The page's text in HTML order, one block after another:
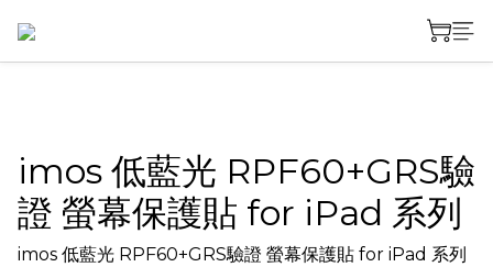
imos 低藍光 RPF60+GRS驗
證 螢幕保護貼 for iPad 系列
imos 低藍光 RPF60+GRS驗證 螢幕保護貼 for iPad 系列